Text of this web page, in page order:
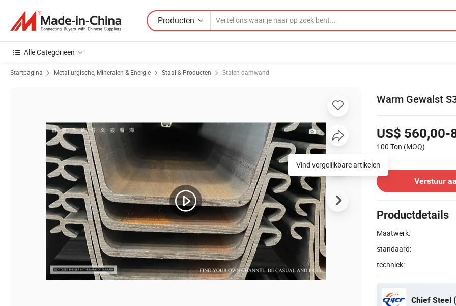
Producten
Alle Categorieën
Startpagina Metallurgische, Mineralen & Energie Staal & Producten Stalen damwand
Warm Gewalst
US$ 560,00-
100 Ton (MOQ)
Verstuur
Productdetails
Maatwerk:
standaard:
techniek:
Chief Steel
Vind vergelijkbare artikelen